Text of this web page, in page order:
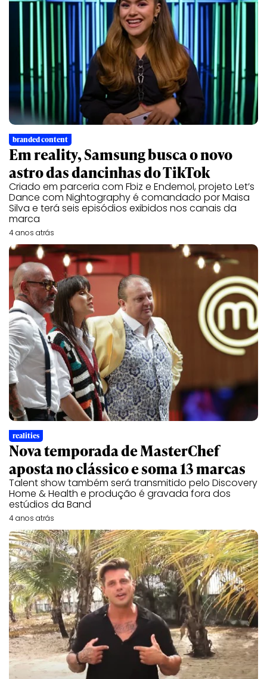
branded content
Em reality, Samsung busca o novo
astro das dancinhas do TikTok
Criado em parceria com Fbiz e Endemol, projeto Let’s
Dance com Nightography é comandado por Maisa
Silva e terá seis episódios exibidos nos canais da
marca
4 anos atrás
realities
Nova temporada de MasterChef
aposta no clássico e soma 13 marcas
Talent show também será transmitido pelo Discovery
Home & Health e produção é gravada fora dos
estúdios da Band
4 anos atrás